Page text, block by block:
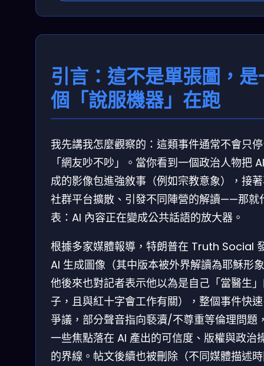
引言：這不是單張圖，是
個「說服機器」在跑
我先講我怎麼觀察的：這類事件通常不會只
「網友吵不吵」。當你看到一個政治人物把
成的影像包進強敘事（例如宗教意象），接
社群平台擴散、引發不同陣營的解讀——那就
表：AI 內容正在變成公共話語的放大器。
根據多家媒體報導，特朗普在 Truth Social
AI 生成圖像（其中版本被外界解讀為耶穌形
他後來也對記者表示他以為是自己「當醫生
子，且與紅十字會工作有關），整個事件快
爭議，部分聲音指向褻瀆/不尊重等倫理問題
一些焦點落在 AI 產出的可信度、版權與政治
的界線。帖文後續也被刪除（不同媒體描述